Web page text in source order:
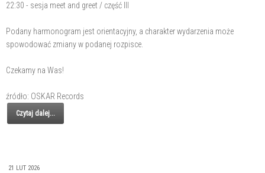
22:30 - sesja meet and greet / część III
Podany harmonogram jest orientacyjny, a charakter wydarzenia może
spowodować zmiany w podanej rozpisce.
Czekamy na Was!
źródło: OSKAR Records
Czytaj dalej...
21 LUT 2026